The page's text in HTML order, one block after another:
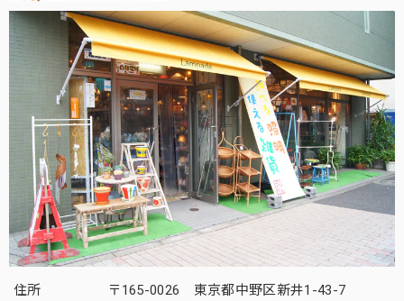
住所
〒165-0026 東京都中野区新井1-43-7